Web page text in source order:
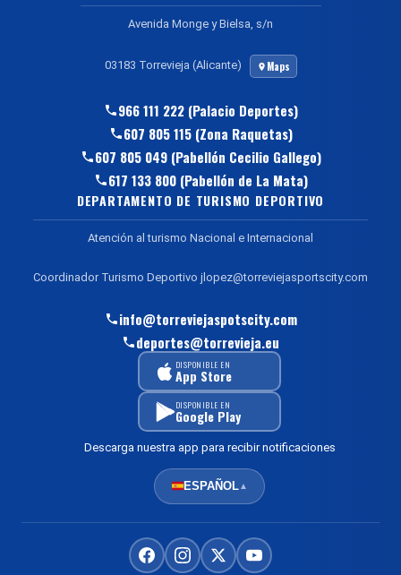
Avenida Monge y Bielsa, s/n
03183 Torrevieja (Alicante) Maps
966 111 222 (Palacio Deportes)
607 805 115 (Zona Raquetas)
607 805 049 (Pabellón Cecilio Gallego)
617 133 800 (Pabellón de La Mata)
DEPARTAMENTO DE TURISMO DEPORTIVO
Atención al turismo Nacional e Internacional
Coordinador Turismo Deportivo jlopez@torreviejasportscity.com
info@torreviejaspotscity.com
deportes@torrevieja.eu
DISPONIBLE EN
App Store
DISPONIBLE EN
Google Play
Descarga nuestra app para recibir notificaciones
ESPAÑOL▲